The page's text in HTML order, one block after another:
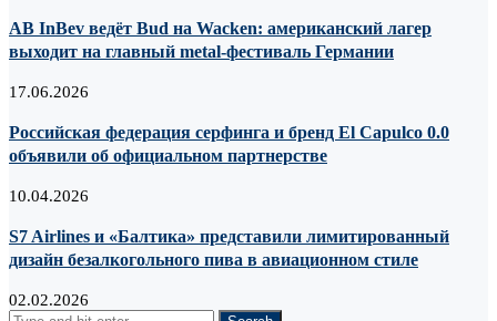
AB InBev ведёт Bud на Wacken: американский лагер
выходит на главный metal-фестиваль Германии
17.06.2026
Российская федерация серфинга и бренд El Capulco 0.0
объявили об официальном партнерстве
10.04.2026
S7 Airlines и «Балтика» представили лимитированный
дизайн безалкогольного пива в авиационном стиле
02.02.2026